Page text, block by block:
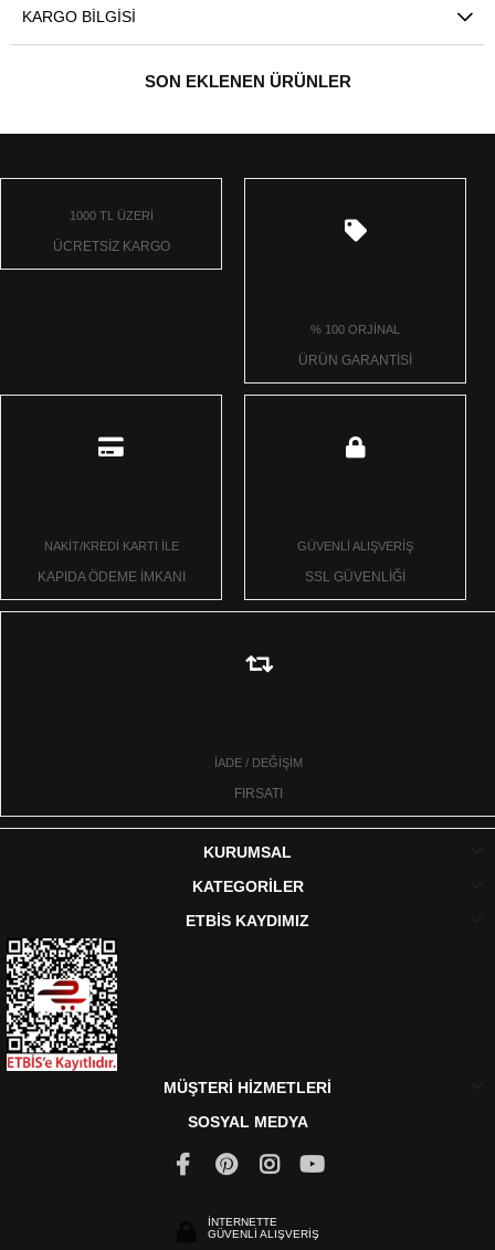
KARGO BILGISI
SON EKLENEN ÜRÜNLER
1000 TL ÜZERİ
ÜCRETSİZ KARGO
% 100 ORJİNAL
ÜRÜN GARANTİSİ
NAKİT/KREDİ KARTI İLE
KAPIDA ÖDEME İMKANI
GÜVENLİ ALIŞVERİŞ
SSL GÜVENLİĞİ
İADE / DEĞİŞİM
FIRSATI
KURUMSAL
KATEGORİLER
ETBİS KAYDIMIZ
MÜŞTERİ HİZMETLERİ
SOSYAL MEDYA
İNTERNETTE
GÜVENLİ ALIŞVERİŞ